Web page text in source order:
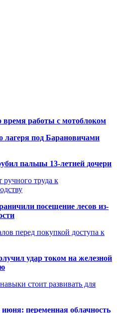
время работы с мотоблоком
лагеря под Барановичами
пальцы 13-летней дочери
ручного труда к
посещение лесов из-
перед покупкой доступа к
удар током на железной
стоит развивать для
переменная облачность